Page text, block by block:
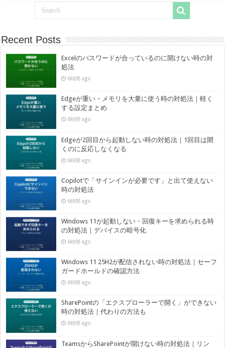
Recent Posts
Excelのパスワードが合っているのに開けない時の対
処法
6時間 ago
Edgeが重い・メモリを大量に使う時の対処法｜軽く
する設定まとめ
6時間 ago
Edgeが2回目から起動しない時の対処法｜1回目は開
くのに反応しなくなる
6時間 ago
Copilotで「サインインが必要です」と出て使えない
時の対処法
6時間 ago
Windows 11が起動しない・回復キーを求められる時
の対処法｜デバイスの暗号化
6時間 ago
Windows 11 25H2が配信されない時の対処法｜セーフ
ガードホールドの確認方法
6時間 ago
SharePointの「エクスプローラーで開く」ができない
時の対処法｜代わりの方法も
6時間 ago
TeamsからSharePointが開けない時の対処法｜リン